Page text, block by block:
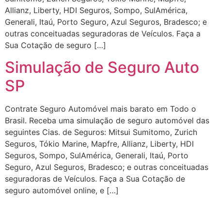
Allianz, Liberty, HDI Seguros, Sompo, SulAmérica,
Generali, Itaú, Porto Seguro, Azul Seguros, Bradesco; e
outras conceituadas seguradoras de Veículos. Faça a
Sua Cotação de seguro […]
Simulação de Seguro Auto
SP
Contrate Seguro Automóvel mais barato em Todo o
Brasil. Receba uma simulação de seguro automóvel das
seguintes Cias. de Seguros: Mitsui Sumitomo, Zurich
Seguros, Tókio Marine, Mapfre, Allianz, Liberty, HDI
Seguros, Sompo, SulAmérica, Generali, Itaú, Porto
Seguro, Azul Seguros, Bradesco; e outras conceituadas
seguradoras de Veículos. Faça a Sua Cotação de
seguro automóvel online, e […]